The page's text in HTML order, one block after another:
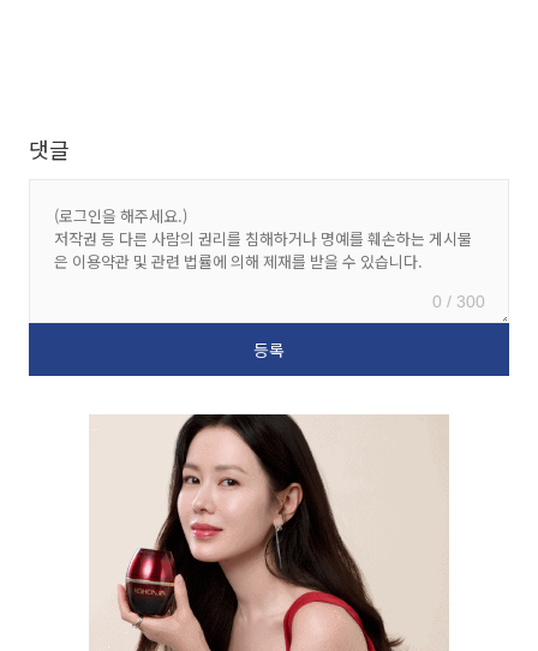
댓글
0 / 300